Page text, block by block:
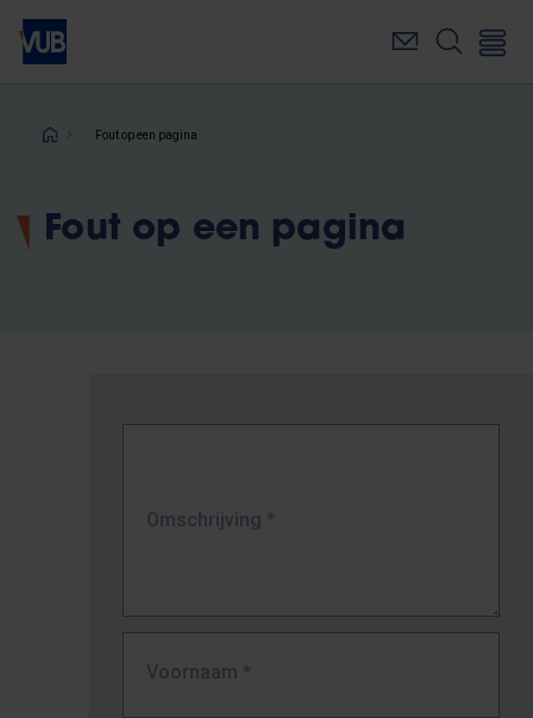
Overslaan
naar
inhoudKruimelpad
Fout op een pagina
Fout op een pagina
Omschrijving *
Voornaam *